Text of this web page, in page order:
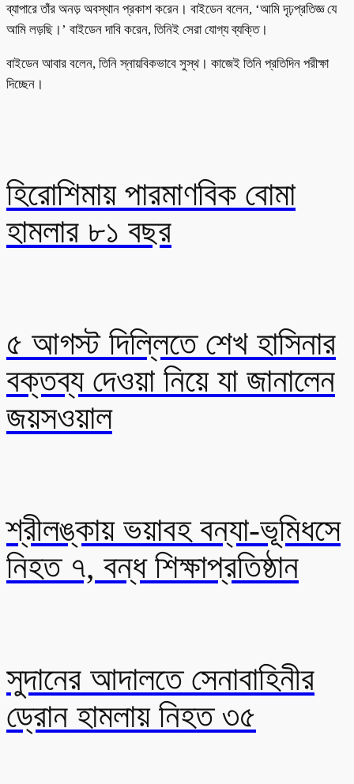
ব্যাপারে তাঁর অনড় অবস্থান প্রকাশ করেন। বাইডেন বলেন, ‘আমি দৃঢ়প্রতিজ্ঞ যে
আমি লড়ছি।’ বাইডেন দাবি করেন, তিনিই সেরা যোগ্য ব্যক্তি।
বাইডেন আবার বলেন, তিনি স্নায়বিকভাবে সুস্থ। কাজেই তিনি প্রতিদিন পরীক্ষা
দিচ্ছেন।
হিরোশিমায় পারমাণবিক বোমা
হামলার ৮১ বছর
৫ আগস্ট দিল্লিতে শেখ হাসিনার
বক্তব্য দেওয়া নিয়ে যা জানালেন
জয়সওয়াল
শ্রীলঙ্কায় ভয়াবহ বন্যা-ভূমিধসে
নিহত ৭, বন্ধ শিক্ষাপ্রতিষ্ঠান
সুদানের আদালতে সেনাবাহিনীর
ড্রোন হামলায় নিহত ৩৫